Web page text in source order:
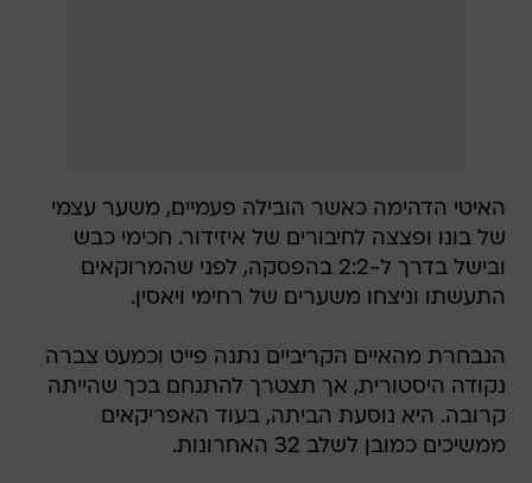
האיטי הדהימה כאשר הובילה פעמיים, משער עצמי
של בונו ופצצה לחיבורים של איזידור. חכימי כבש
ובישל בדרך ל-2:2 בהפסקה, לפני שהמרוקאים
התעשתו וניצחו משערים של רחימי ויאסין.
הנבחרת מהאיים הקריביים נתנה פייט וכמעט צברה
נקודה היסטורית, אך תצטרך להתנחם בכך שהייתה
קרובה. היא נוסעת הביתה, בעוד האפריקאים
ממשיכים כמובן לשלב 32 האחרונות.